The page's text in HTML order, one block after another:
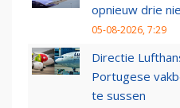
opnieuw drie
05-08-2026, 7:29
Directie
Portugese
te sussen